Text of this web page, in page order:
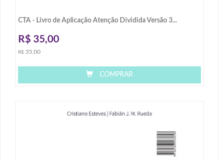
CTA - Livro de Aplicação Atenção Dividida Versão 3...
R$ 35,00
R$ 35,00
COMPRAR